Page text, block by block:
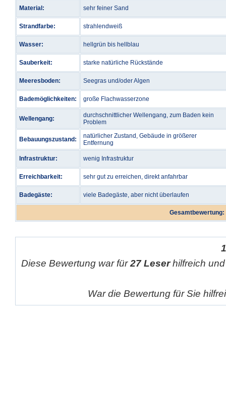
Material: sehr feiner Sand
Strandfarbe: strahlendweiß
Wasser: hellgrün bis hellblau
Sauberkeit: starke natürliche Rückstände
Meeresboden: Seegras und/oder Algen
Bademöglichkeiten: große Flachwasserzone
Wellengang:
durchschnittlicher Wellengang, zum Baden kein
Problem
Bebauungszustand:
natürlicher Zustand, Gebäude in größerer
Entfernung
Infrastruktur: wenig Infrastruktur
Erreichbarkeit: sehr gut zu erreichen, direkt anfahrbar
Badegäste: viele Badegäste, aber nicht überlaufen
Gesamtbewertung:
Diese Bewertung war für27 Leserhilfreich
War die Bewertung für Sie